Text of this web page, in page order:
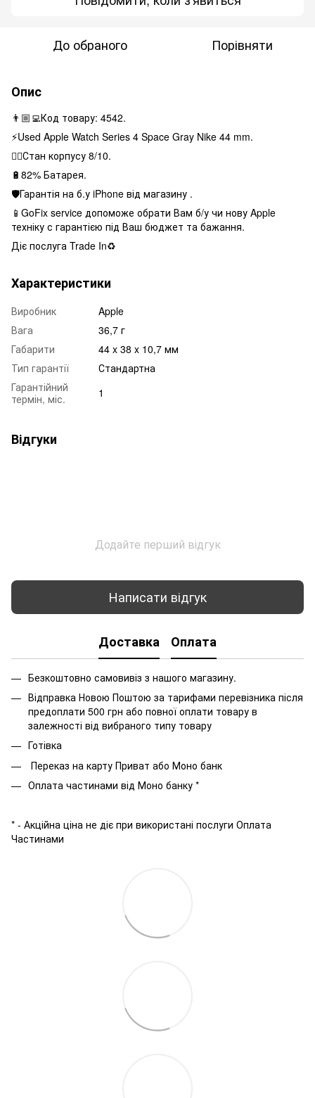
До обраного Порівняти
Опис
👨🏼‍💻Код товару: 4542.
⚡️Used Apple Watch Series 4 Space Gray Nike 44 mm.
👌🏻Стан корпусу 8/10.
🔋82% Батарея.
🛡Гарантія на б.у iPhone від магазину .
📱GoFix service допоможе обрати Вам б/у чи нову Apple
техніку с гарантією під Ваш бюджет та бажання.
Діє послуга Trade In♻️
Характеристики
Виробник
Apple
Вага
36,7 г
Габарити
44 x 38 x 10,7 мм
Тип гарантії
Стандартна
Гарантійний
термін, міс.
1
Відгуки
Додайте перший відгук
Написати відгук
Доставка Оплата
Безкоштовно самовивіз з нашого магазину.
Відправка Новою Поштою за тарифами перевізника після
предоплати 500 грн або повної оплати товару в
залежності від вибраного типу товару
Готівка
Переказ на карту Приват або Моно банк
Оплата частинами від Моно банку *
* - Акційна ціна не діє при використані послуги Оплата
Частинами